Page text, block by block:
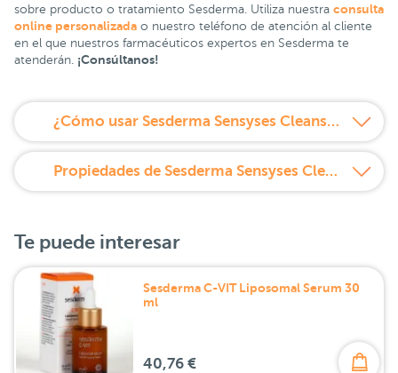
sobre producto o tratamiento Sesderma. Utiliza nuestra consulta
online personalizada o nuestro teléfono de atención al cliente
en el que nuestros farmacéuticos expertos en Sesderma te
atenderán. ¡Consúltanos!
¿Cómo usar Sesderma Sensyses Cleanser Lightening 200 ml?
Propiedades de Sesderma Sensyses Cleanser Lightening 200 ml
Te puede interesar
Sesderma C-VIT Liposomal Serum 30
ml
40,76 €